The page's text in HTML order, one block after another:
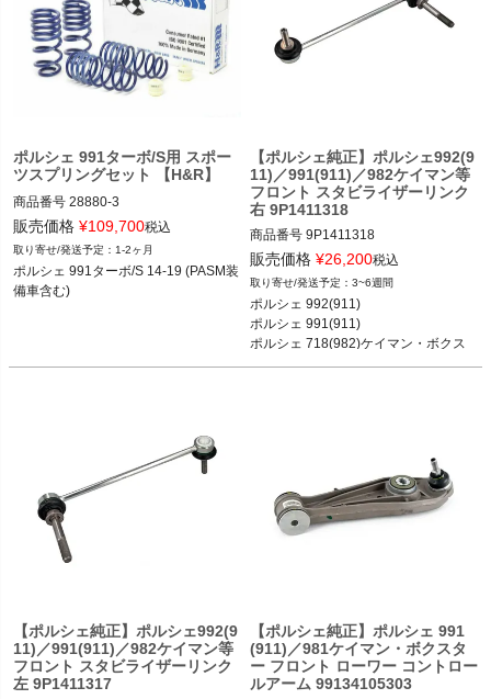
ポルシェ 991ターボ/S用 スポー
ツスプリングセット 【H&R】
商品番号 28880-3
28880-3
2T14：hrs28880-3
販売価格 ¥109,700税込
1-2ヶ月
ポルシェ 991ターボ/S 14-19 (PASM装
備車含む)
【ポルシェ純正】ポルシェ992(9
11)／991(911)／982ケイマン等
フロント スタビライザーリンク
右 9P1411318
商品番号 9P1411318
ポルシェ 992(911) カレラ／カレラS／
カレラ4S／GT3 18-
ポルシェ 991(911) カレラ／カレラS／
カレラ4／カレラ4S／ターボ／ターボ
S／GT3／GT3 RS 11-18
ター／ボクスターS／ボクスターGTS
ポルシェ 981ケイマン ケイマン／ケイ
マンS 12-16
販売価格 ¥26,200税込
3~6週間
ポルシェ 992(911)
ポルシェ 991(911)
ポルシェ 718(982)ケイマン・ボクス
【ポルシェ純正】ポルシェ992(9
11)／991(911)／982ケイマン等
フロント スタビライザーリンク
左 9P1411317
【ポルシェ純正】ポルシェ 991
(911)／981ケイマン・ボクスタ
ー フロント ローワー コントロー
ルアーム 99134105303